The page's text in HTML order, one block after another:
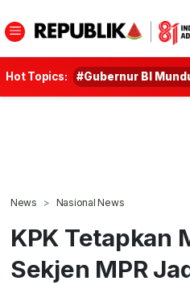
Hot Topics: #Gubernur BI
News Nasional News
KPK Tetapkan
Sekjen MPR